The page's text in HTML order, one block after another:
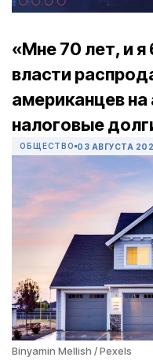
«Мне 70 лет, и
власти
американцев на
налоговые
ОБЩЕСТВО 03 АВГУСТА
Binyamin Mellish / Pexels